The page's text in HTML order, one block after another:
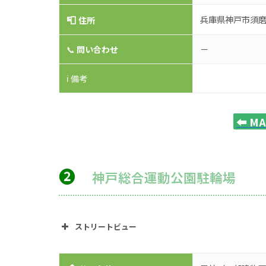
📮 住所 兵庫県神戸市須
📞 問い合わせ －
ℹ️ 備考
⬅️
❷ 神戸総合運動公園駐輪場
ストリートビュー